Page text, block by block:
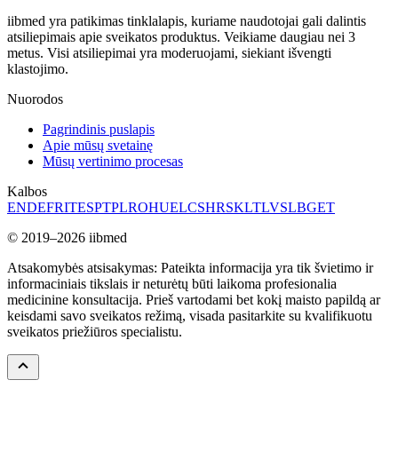
iibmed yra patikimas tinklalapis, kuriame naudotojai gali dalintis
atsiliepimais apie sveikatos produktus. Veikiame daugiau nei 3
metus. Visi atsiliepimai yra moderuojami, siekiant išvengti
klastojimo.
Nuorodos
Pagrindinis puslapis
Apie mūsų svetainę
Mūsų vertinimo procesas
Kalbos
ENDEFRITESPTPLROHUELCSHRSKLTLVSLBGET
© 2019–2026 iibmed
Atsakomybės atsisakymas: Pateikta informacija yra tik švietimo ir
informaciniais tikslais ir neturėtų būti laikoma profesionalia
medicinine konsultacija. Prieš vartodami bet kokį maisto papildą ar
keisdami savo sveikatos režimą, visada pasitarkite su kvalifikuotu
sveikatos priežiūros specialistu.